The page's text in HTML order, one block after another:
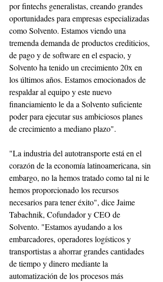
por fintechs generalistas, creando grandes
oportunidades para empresas especializadas
como Solvento. Estamos viendo una
tremenda demanda de productos crediticios,
de pago y de software en el espacio, y
Solvento ha tenido un crecimiento 20x en
los últimos años. Estamos emocionados de
respaldar al equipo y este nuevo
financiamiento le da a Solvento suficiente
poder para ejecutar sus ambiciosos planes
de crecimiento a mediano plazo".
"La industria del autotransporte está en el
corazón de la economía latinoamericana, sin
embargo, no la hemos tratado como tal ni le
hemos proporcionado los recursos
necesarios para tener éxito", dice Jaime
Tabachnik, Cofundador y CEO de
Solvento. "Estamos ayudando a los
embarcadores, operadores logísticos y
transportistas a ahorrar grandes cantidades
de tiempo y dinero mediante la
automatización de los procesos más